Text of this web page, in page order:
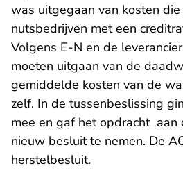
was uitgegaan van kosten die
nutsbedrijven met een
Volgens E-N en de
moeten uitgaan van de
gemiddelde kosten van de
zelf. In de tussenbeslissing
mee en gaf het opdracht aan
nieuw besluit te nemen. De
herstelbesluit.